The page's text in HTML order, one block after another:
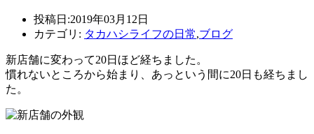
投稿日:2019年03月12日
カテゴリ: タカハシライフの日常,ブログ
新店舗に変わって20日ほど経ちました。
慣れないところから始まり、あっという間に20日も経ちまし
た。